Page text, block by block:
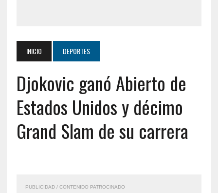
INICIO DEPORTES
Djokovic ganó Abierto de
Estados Unidos y décimo
Grand Slam de su carrera
PUBLICIDAD / CONTENIDO PATROCINADO